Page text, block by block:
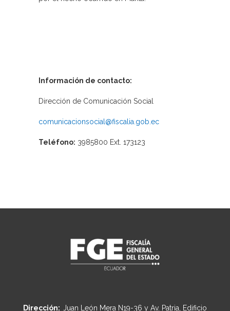
Información de contacto:
Dirección de Comunicación Social
comunicacionsocial@fiscalia.gob.ec
Teléfono: 3985800 Ext. 173123
Dirección: Juan León Mera N19-36 y Av. Patria, Edificio